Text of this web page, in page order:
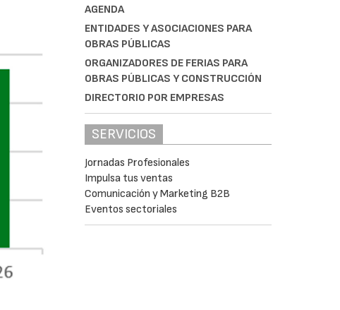
AGENDA
ENTIDADES Y ASOCIACIONES PARA
OBRAS PÚBLICAS
ORGANIZADORES DE FERIAS PARA
OBRAS PÚBLICAS Y CONSTRUCCIÓN
DIRECTORIO POR EMPRESAS
SERVICIOS
Jornadas Profesionales
Impulsa tus ventas
Comunicación y Marketing B2B
Eventos sectoriales